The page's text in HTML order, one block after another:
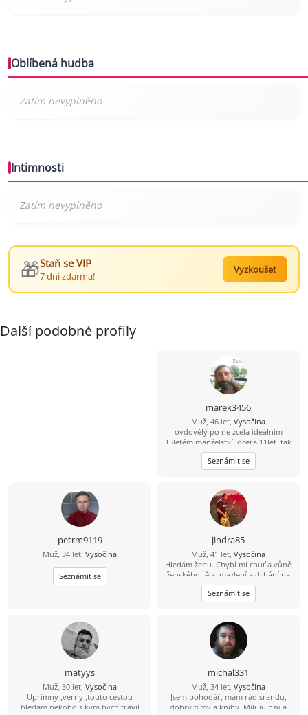
Oblíbená hudba
Intimnosti
🎁Staň se VIP
7 dní zdarma!
Vyzkoušet
Další podobné profily
marek3456
Muž, 46 let, Vysočina
ovdovělý po ne zcela ideálním
15letém manželství, dcera 11let, tak
trochu alternativně a pronárodně
smýšlející, tj. fráze konzum a úspěch
již se mě tak úplně netýkají, přírodu
pobytu se zcela vázán necítím,
uvítám ženu trochu otevřené mysli
Seznámit se
petrm9119
Muž, 34 let, Vysočina
Seznámit se
jindra85
Muž, 41 let, Vysočina
Hledám ženu. Chybí mi chuť a vůně
ženského těla, mazlení a drbání na
zádech.. ;-) Zajdeme na kávu a
uvidíme, jestli přeskočí jiskra?
Seznámit se
matyys
Muž, 30 let, Vysočina
Uprimny ,verny ,touto cestou
hledam nekoho s kym bych travil
michal331
Muž, 34 let, Vysočina
Jsem pohodář, mám rád srandu,
dobrý filmy a knihy. Miluju psy a